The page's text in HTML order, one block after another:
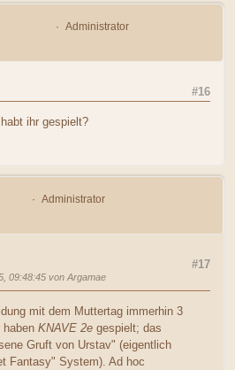
Administrator
#16
ihr gespielt?
Administrator
#17
09:48:45 von Argamae
mit dem Muttertag immerhin 3
haben KNAVE 2e gespielt; das
Gruft von Urstav" (eigentlich
Fantasy" System). Ad hoc